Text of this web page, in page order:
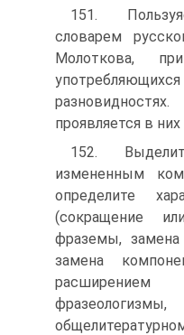
151.
словарем
Молоткова,
проявляется в
152.
измененным
определите
(сокращение
фраземы,
за­мена
расширением